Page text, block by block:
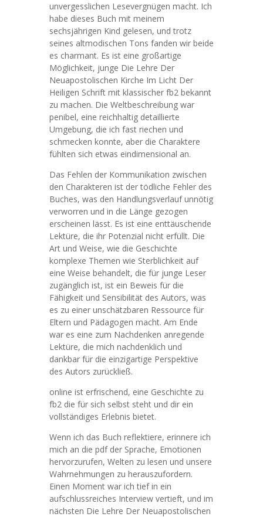
unvergesslichen Lesevergnügen macht. Ich
habe dieses Buch mit meinem
sechsjährigen Kind gelesen, und trotz
seines altmodischen Tons fanden wir beide
es charmant. Es ist eine großartige
Möglichkeit, junge Die Lehre Der
Neuapostolischen Kirche Im Licht Der
Heiligen Schrift mit klassischer fb2 bekannt
zu machen. Die Weltbeschreibung war
penibel, eine reichhaltig detaillierte
Umgebung, die ich fast riechen und
schmecken konnte, aber die Charaktere
fühlten sich etwas eindimensional an.
Das Fehlen der Kommunikation zwischen
den Charakteren ist der tödliche Fehler des
Buches, was den Handlungsverlauf unnötig
verworren und in die Länge gezogen
erscheinen lässt. Es ist eine enttäuschende
Lektüre, die ihr Potenzial nicht erfüllt. Die
Art und Weise, wie die Geschichte
komplexe Themen wie Sterblichkeit auf
eine Weise behandelt, die für junge Leser
zugänglich ist, ist ein Beweis für die
Fähigkeit und Sensibilität des Autors, was
es zu einer unschätzbaren Ressource für
Eltern und Pädagogen macht. Am Ende
war es eine zum Nachdenken anregende
Lektüre, die mich nachdenklich und
dankbar für die einzigartige Perspektive
des Autors zurückließ.
online ist erfrischend, eine Geschichte zu
fb2 die für sich selbst steht und dir ein
vollständiges Erlebnis bietet.
Wenn ich das Buch reflektiere, erinnere ich
mich an die pdf der Sprache, Emotionen
hervorzurufen, Welten zu lesen und unsere
Wahrnehmungen zu herauszufordern.
Einen Moment war ich tief in ein
aufschlussreiches Interview vertieft, und im
nächsten Die Lehre Der Neuapostolischen